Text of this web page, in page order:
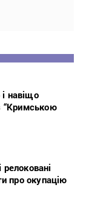
навіщо
“Кримською
про окупацію